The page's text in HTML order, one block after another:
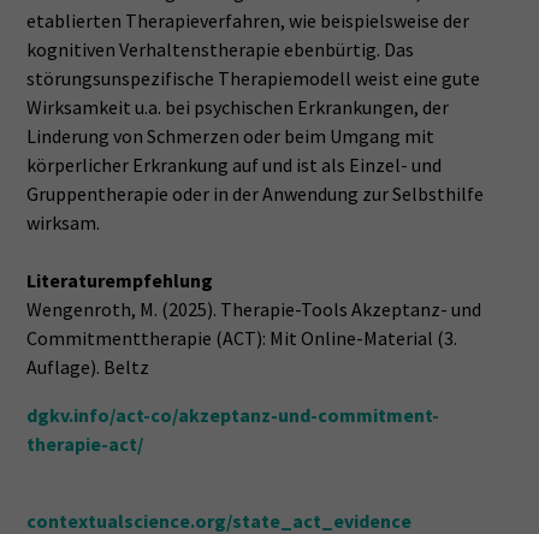
etablierten Therapieverfahren, wie beispielsweise der
kognitiven Verhaltenstherapie ebenbürtig. Das
störungsunspezifische Therapiemodell weist eine gute
Wirksamkeit u.a. bei psychischen Erkrankungen, der
Linderung von Schmerzen oder beim Umgang mit
körperlicher Erkrankung auf und ist als Einzel- und
Gruppentherapie oder in der Anwendung zur Selbsthilfe
wirksam.
Literaturempfehlung
Wengenroth, M. (2025). Therapie-Tools Akzeptanz- und
Commitmenttherapie (ACT): Mit Online-Material (3.
Auflage). Beltz
dgkv.info/act-co/akzeptanz-und-commitment-
therapie-act/
contextualscience.org/state_act_evidence